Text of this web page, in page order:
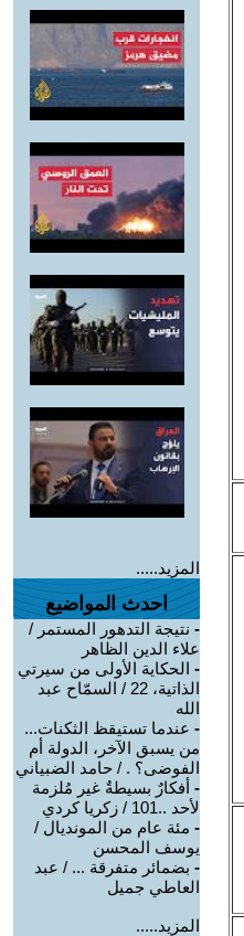
المزيد.....
احدث المواضيع
- نتيجة التدهور المستمر /
علاء الدين الظاهر
- الحكاية الأولى من سيرتي
الذاتية، 22 / السمّاح عبد
الله
- عندما تستيقظ الثكنات...
من يسبق الآخر، الدولة أم
الفوضى؟ . / حامد الضبياني
- أفكارٌ بسيطةٌ غير مُلزمة
لأحد ..101 / زكريا كردي
- مئة عام من المونديال /
يوسف المحسن
- بضمائر متفرقة ... / عبد
العاطي جميل
المزيد.....